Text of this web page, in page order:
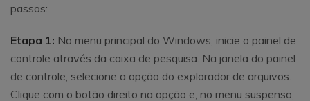
passos:
Etapa 1: No menu principal do Windows, inicie o painel de
controle através da caixa de pesquisa. Na janela do painel
de controle, selecione a opção do explorador de arquivos.
Clique com o botão direito na opção e, no menu suspenso,